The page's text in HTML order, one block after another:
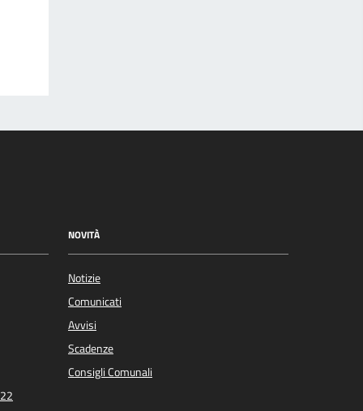
NOVITÀ
Notizie
Comunicati
Avvisi
Scadenze
Consigli Comunali